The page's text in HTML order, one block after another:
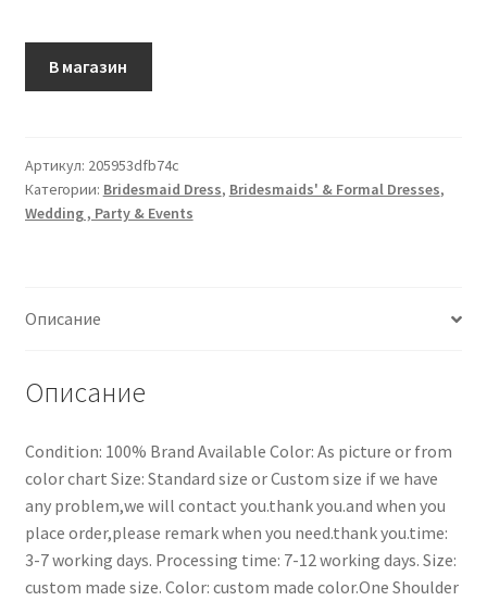
В магазин
Артикул: 205953dfb74c
Категории: Bridesmaid Dress, Bridesmaids' & Formal Dresses,
Wedding , Party & Events
Описание
Описание
Condition: 100% Brand Available Color: As picture or from
color chart Size: Standard size or Custom size if we have
any problem,we will contact you.thank you.and when you
place order,please remark when you need.thank you.time:
3-7 working days. Processing time: 7-12 working days. Size:
custom made size. Color: custom made color.One Shoulder